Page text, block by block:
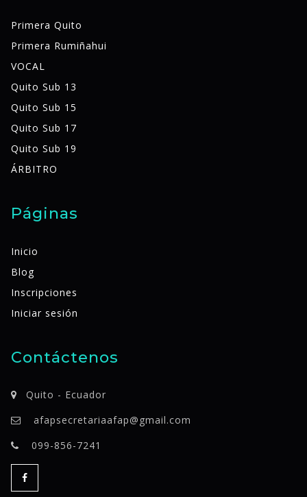
Primera Quito
Primera Rumiñahui
VOCAL
Quito Sub 13
Quito Sub 15
Quito Sub 17
Quito Sub 19
ÁRBITRO
Páginas
Inicio
Blog
Inscripciones
Iniciar sesión
Contáctenos
Quito - Ecuador
afapsecretariaafap@gmail.com
099-856-7241